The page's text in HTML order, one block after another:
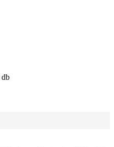
db